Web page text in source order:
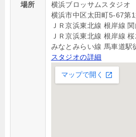
場所
横浜ブロッサムスタジオ
横浜市中区太田町5-67第1
ＪＲ京浜東北線 根岸線
ＪＲ京浜東北線 根岸線
みなとみらい線 馬車道駅
スタジオの詳細